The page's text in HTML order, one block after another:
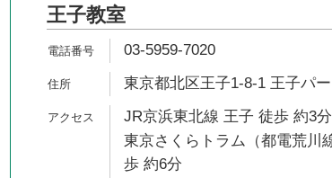
王子教室
03-5959-7020
東京都北区王子1-8-1 王子パ
JR京浜東北線 王子 徒歩 約3分
東京さくらトラム（都電荒川
歩 約6分